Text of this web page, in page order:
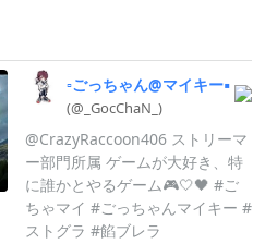
▫️ごっちゃん@マイキー▪️
(@_ GocChaN_ )
@CrazyRaccoon406 ストリーマ
ー部門所属 ゲームが大好き、特
に誰かとやるゲーム🎮🤍🖤 #ご
ちゃマイ #ごっちゃんマイキー #
ストグラ #餡ブレラ